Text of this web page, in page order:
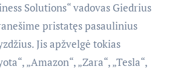
Solutions“ vadovas Giedrius
pristatęs pasaulinius
Jis apžvelgė tokias
„Amazon“, „Zara“, „Tesla“,